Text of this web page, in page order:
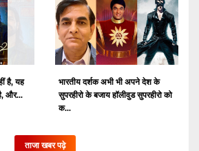
है, यह
और...
भारतीय दर्शक अभी भी अपने देश के
सुपरहीरो के बजाय हॉलीवुड सुपरहीरो को
क...
ताजा खबर पढ़े